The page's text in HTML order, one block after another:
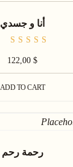
أنا و جسدي
5.00
122,00 $
ADD TO CART
رحمة رحم